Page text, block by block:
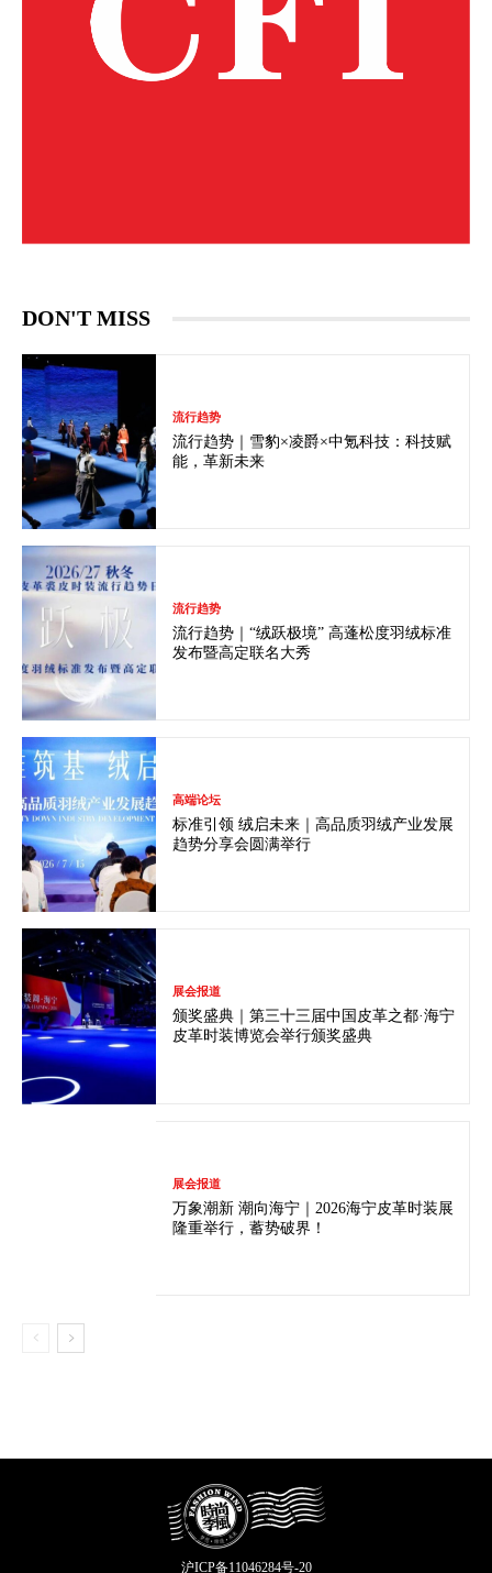
DON'T MISS
流行趋势
流行趋势｜雪豹×凌爵×中氪科技：科技赋
能，革新未来
流行趋势
流行趋势｜“绒跃极境” 高蓬松度羽绒标准
发布暨高定联名大秀
高端论坛
标准引领 绒启未来｜高品质羽绒产业发展
趋势分享会圆满举行
展会报道
颁奖盛典｜第三十三届中国皮革之都·海宁
皮革时装博览会举行颁奖盛典
展会报道
万象潮新 潮向海宁｜2026海宁皮革时装展
隆重举行，蓄势破界！
沪ICP备11046284号-20